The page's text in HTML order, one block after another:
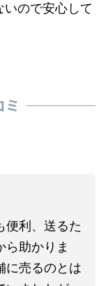
ので安心して
ミ
便利、送るた
ら助かりま
に売るのとは